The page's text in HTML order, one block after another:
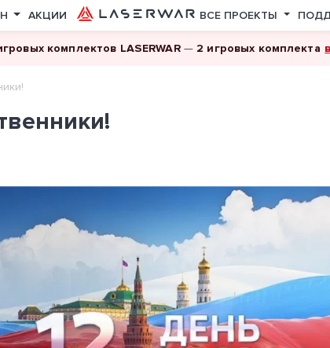
АКЦИИ ВСЕ ПРОЕКТЫ
комплектов LASERWAR— 2 игровых комплекта